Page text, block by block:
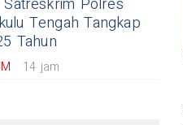
Satreskrim Polres
Tengah Tangkap
Tahun
14 jam